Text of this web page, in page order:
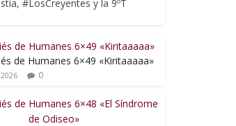
#LosCreyentes y la 9ºT
de Humanes 6×49 «Kiritaaaaa»
0